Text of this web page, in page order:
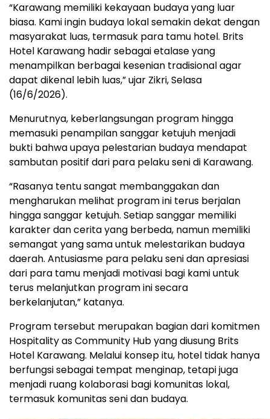
“Karawang memiliki kekayaan budaya yang luar
biasa. Kami ingin budaya lokal semakin dekat dengan
masyarakat luas, termasuk para tamu hotel. Brits
Hotel Karawang hadir sebagai etalase yang
menampilkan berbagai kesenian tradisional agar
dapat dikenal lebih luas,” ujar Zikri, Selasa
(16/6/2026).
Menurutnya, keberlangsungan program hingga
memasuki penampilan sanggar ketujuh menjadi
bukti bahwa upaya pelestarian budaya mendapat
sambutan positif dari para pelaku seni di Karawang.
“Rasanya tentu sangat membanggakan dan
mengharukan melihat program ini terus berjalan
hingga sanggar ketujuh. Setiap sanggar memiliki
karakter dan cerita yang berbeda, namun memiliki
semangat yang sama untuk melestarikan budaya
daerah. Antusiasme para pelaku seni dan apresiasi
dari para tamu menjadi motivasi bagi kami untuk
terus melanjutkan program ini secara
berkelanjutan,” katanya.
Program tersebut merupakan bagian dari komitmen
Hospitality as Community Hub yang diusung Brits
Hotel Karawang. Melalui konsep itu, hotel tidak hanya
berfungsi sebagai tempat menginap, tetapi juga
menjadi ruang kolaborasi bagi komunitas lokal,
termasuk komunitas seni dan budaya.